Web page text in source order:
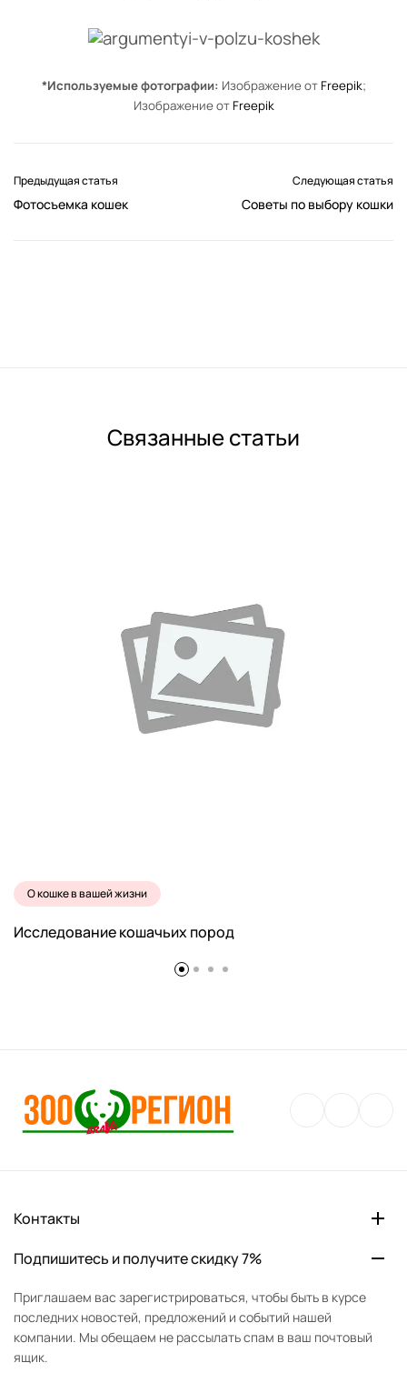
*Используемые фотографии: Изображение от Freepik;
Изображение от Freepik
Предыдущая статья
Фотосъемка кошек
Следующая статья
Советы по выбору кошки
Связанные статьи
О кошке в вашей жизни
Исследование кошачьих пород
Контакты
Подпишитесь и получите скидку 7%
Приглашаем вас зарегистрироваться, чтобы быть в курсе
последних новостей, предложений и событий нашей
компании. Мы обещаем не рассылать спам в ваш почтовый
ящик.